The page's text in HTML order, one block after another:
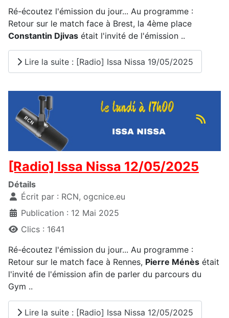
Ré-écoutez l'émission du jour... Au programme :
Retour sur le match face à Brest, la 4ème place
Constantin Djivas était l'invité de l'émission ..
Lire la suite : [Radio] Issa Nissa 19/05/2025
[Radio] Issa Nissa 12/05/2025
Détails
Écrit par : RCN, ogcnice.eu
Publication : 12 Mai 2025
Clics : 1641
Ré-écoutez l'émission du jour... Au programme :
Retour sur le match face à Rennes, Pierre Ménès était
l'invité de l'émission afin de parler du parcours du
Gym ..
Lire la suite : [Radio] Issa Nissa 12/05/2025